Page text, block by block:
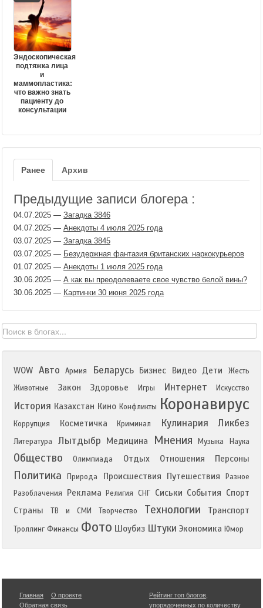
Эндоскопическая
подтяжка лица
и
маммопластика:
что важно знать
пациенту до
консультации
Ранее Архив
Предыдущие записи блогера :
04.07.2025 — Загадка 3846
04.07.2025 — Анекдоты 4 июля 2025 года
03.07.2025 — Загадка 3845
03.07.2025 — Безудержная фантазия британских наркокурьеров
01.07.2025 — Анекдоты 1 июля 2025 года
30.06.2025 — А как вы преодолеваете свое чувство белой вины?
30.06.2025 — Картинки 30 июня 2025 года
WOW Авто Армия Беларусь Бизнес Видео Дети
Жесть
Животные
Закон Здоровье Игры Интернет Искусство
История Казахстан Кино Конфликты Коронавирус
Коррупция Косметичка Криминал Кулинария Ликбез
Литература Лытдыбр Медицина Мнения Музыка Наука
Общество Олимпиада Отдых Отношения Персоны
Политика Природа Происшествия Путешествия
Разное
Разоблачения
Реклама Религия СНГ Сиськи События Спорт
Страны
ТВ и СМИ Творчество Технологии Транспорт
Троллинг Финансы Фото Шоубиз Штуки Экономика Юмор
Главная
О проекте
Обратная связь
Рейтинг топ блогов
упорядоченных по количеству